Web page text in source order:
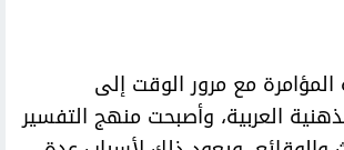
مع مرور الوقت إلى
العربية، وأصبحت منهج التفسير